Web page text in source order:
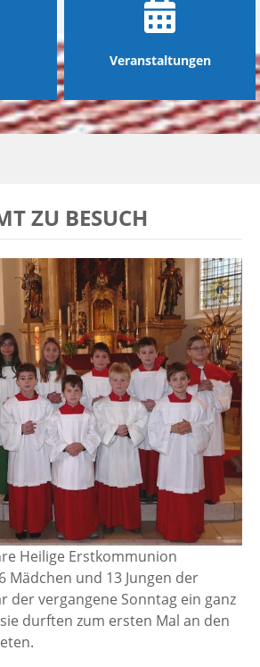
Veranstaltungen
ZU BESUCH
Heilige Erstkommunion
Mädchen und 13 Jungen der
der vergangene Sonntag ein ganz
durften zum ersten Mal an den